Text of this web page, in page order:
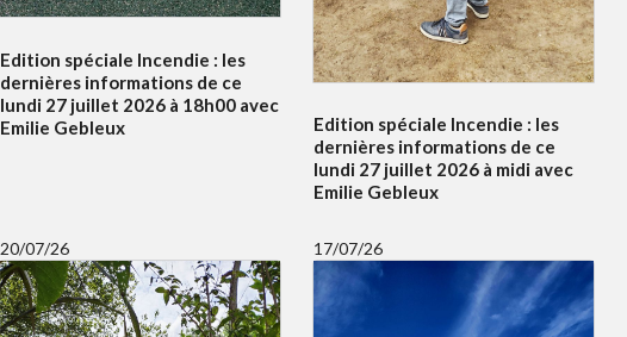
Edition spéciale Incendie : les
dernières informations de ce
lundi 27 juillet 2026 à 18h00 avec
Emilie Gebleux
Edition spéciale Incendie : les
dernières informations de ce
lundi 27 juillet 2026 à midi avec
Emilie Gebleux
20/07/26 17/07/26